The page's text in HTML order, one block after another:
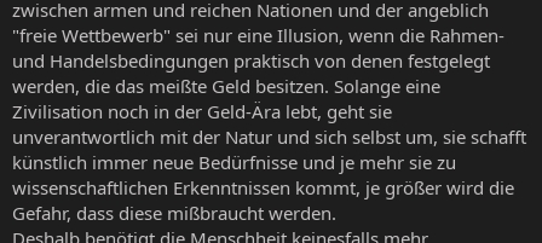
zwischen armen und reichen Nationen und der angeblich
"freie Wettbewerb" sei nur eine Illusion, wenn die Rahmen-
und Handelsbedingungen praktisch von denen festgelegt
werden, die das meißte Geld besitzen. Solange eine
Zivilisation noch in der Geld-Ära lebt, geht sie
unverantwortlich mit der Natur und sich selbst um, sie schafft
künstlich immer neue Bedürfnisse und je mehr sie zu
wissenschaftlichen Erkenntnissen kommt, je größer wird die
Gefahr, dass diese mißbraucht werden.
Deshalb benötigt die Menschheit keinesfalls mehr